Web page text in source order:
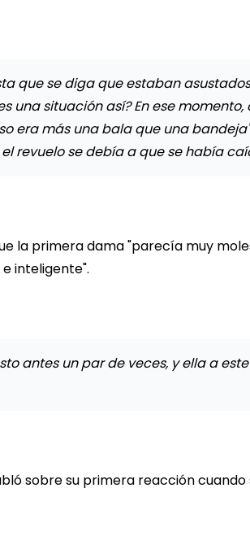
que se diga que estaban
una situación así? En ese
era más una bala que una
revuelo se debía a que se había
la primera dama "parecía muy
inteligente".
antes un par de veces, y ella a
sobre su primera reacción